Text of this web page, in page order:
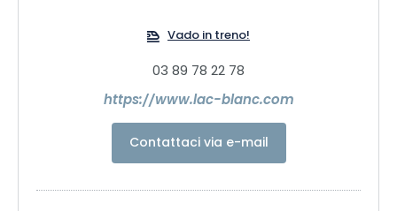
Vado in treno!
03 89 78 22 78
https://www.lac-blanc.com
Contattaci via e-mail